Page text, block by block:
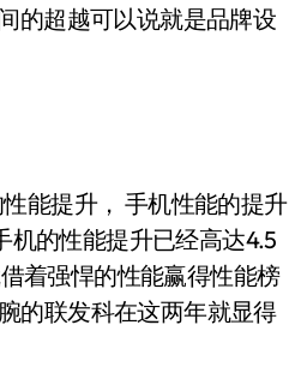
的超越可以说就是品牌设
能提升， 手机性能的提升
机的性能提升已经高达4.5
着强悍的性能赢得性能榜
的联发科在这两年就显得